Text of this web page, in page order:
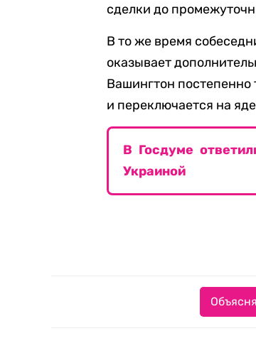
сделки до
В то же время
оказывает
Вашингтон постепенно
и переключается на
В Госдуме
Украиной